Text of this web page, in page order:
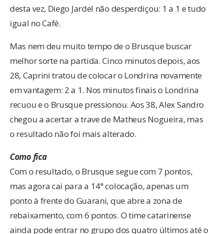
desta vez, Diego Jardel não desperdiçou: 1 a 1 e tudo
igual no Café.
Mas nem deu muito tempo de o Brusque buscar
melhor sorte na partida. Cinco minutos depois, aos
28, Caprini tratou de colocar o Londrina novamente
em vantagem: 2 a 1. Nos minutos finais o Londrina
recuou e o Brusque pressionou. Aos 38, Alex Sandro
chegou a acertar a trave de Matheus Nogueira, mas
o resultado não foi mais alterado.
Como fica
Com o resultado, o Brusque segue com 7 pontos,
mas agora cai para a 14° colocação, apenas um
ponto à frente do Guarani, que abre a zona de
rebaixamento, com 6 pontos. O time catarinense
ainda pode entrar no grupo dos quatro últimos até o